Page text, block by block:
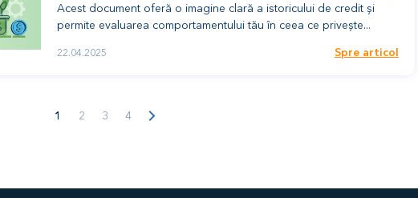
Acest document oferă o imagine clară a istoricului de credit și
permite evaluarea comportamentului tău în ceea ce privește...
22.04.2025 Spre articol
1 2 3 4